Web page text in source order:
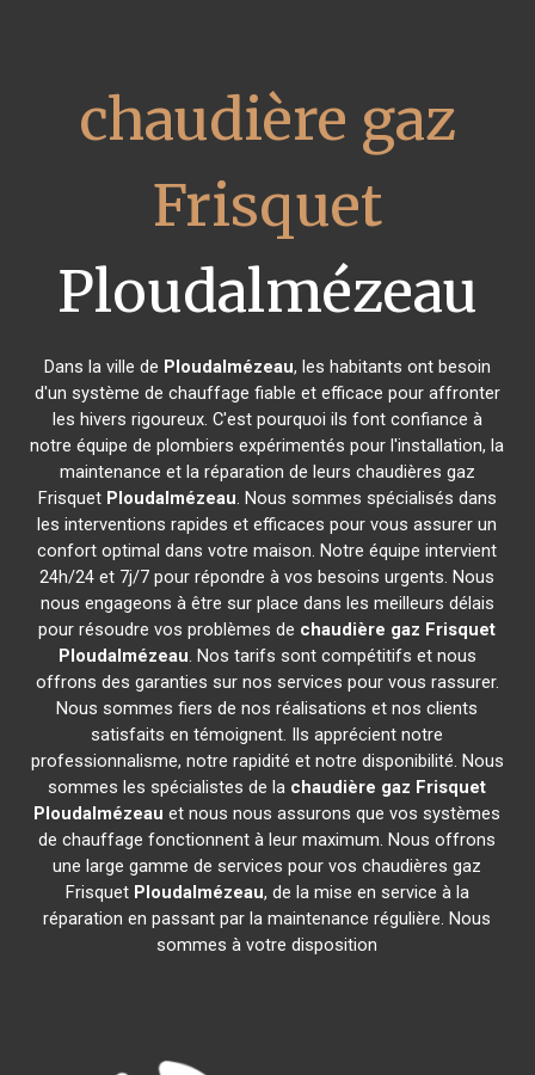
chaudière gaz
Frisquet
Ploudalmézeau
Dans la ville de Ploudalmézeau, les habitants ont besoin
d'un système de chauffage fiable et efficace pour affronter
les hivers rigoureux. C'est pourquoi ils font confiance à
notre équipe de plombiers expérimentés pour l'installation, la
maintenance et la réparation de leurs chaudières gaz
Frisquet Ploudalmézeau. Nous sommes spécialisés dans
les interventions rapides et efficaces pour vous assurer un
confort optimal dans votre maison. Notre équipe intervient
24h/24 et 7j/7 pour répondre à vos besoins urgents. Nous
nous engageons à être sur place dans les meilleurs délais
pour résoudre vos problèmes de chaudière gaz Frisquet
Ploudalmézeau. Nos tarifs sont compétitifs et nous
offrons des garanties sur nos services pour vous rassurer.
Nous sommes fiers de nos réalisations et nos clients
satisfaits en témoignent. Ils apprécient notre
professionnalisme, notre rapidité et notre disponibilité. Nous
sommes les spécialistes de la chaudière gaz Frisquet
Ploudalmézeau et nous nous assurons que vos systèmes
de chauffage fonctionnent à leur maximum. Nous offrons
une large gamme de services pour vos chaudières gaz
Frisquet Ploudalmézeau, de la mise en service à la
réparation en passant par la maintenance régulière. Nous
sommes à votre disposition